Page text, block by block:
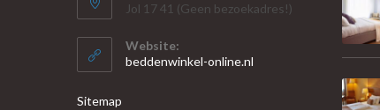
Jol 17 41 (Geen bezoekadres!)
Website:
beddenwinkel-online.nl
Sitemap